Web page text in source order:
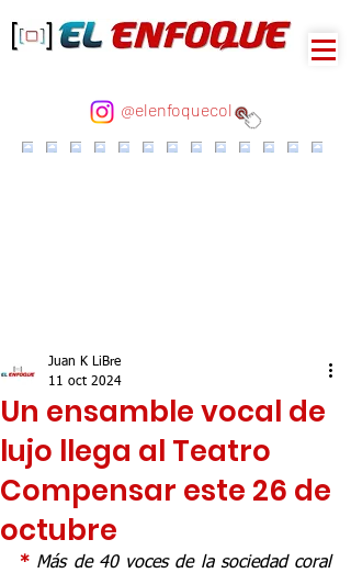
@elenfoquecol
Un ensamble vocal de
lujo llega al Teatro
Compensar este 26 de
octubre
Juan K LiBre
11 oct 2024
* Más de 40 voces de la sociedad coral